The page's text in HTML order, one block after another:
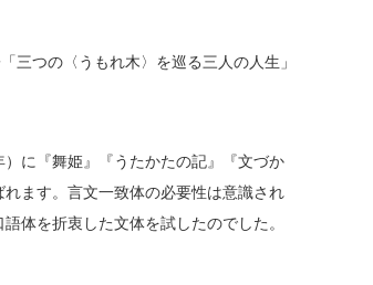
三つの〈うもれ木〉を巡る三人の人生」
に『舞姫』『うたかたの記』『文づか
ます。言文一致体の必要性は意識され
体を折衷した文体を試したのでした。